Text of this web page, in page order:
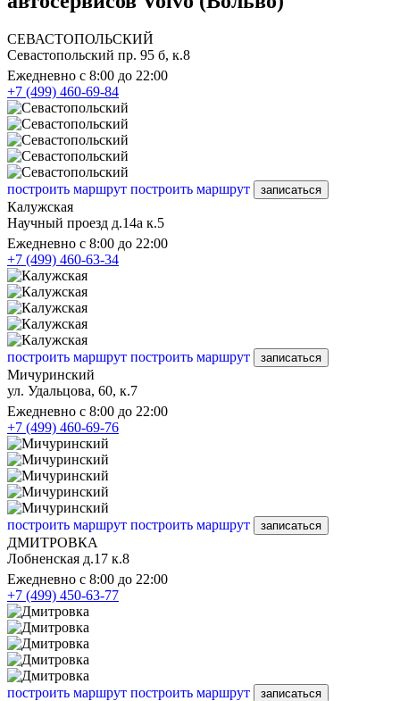
СЕВАСТОПОЛЬСКИЙ
Севастопольский пр. 95 б, к.8
Ежедневно с 8:00 до 22:00
+7 (499) 460-69-84
построить маршрут построить маршрут записаться
Калужская
Научный проезд д.14а к.5
Ежедневно с 8:00 до 22:00
+7 (499) 460-63-34
построить маршрут построить маршрут записаться
Мичуринский
ул. Удальцова, 60, к.7
Ежедневно с 8:00 до 22:00
+7 (499) 460-69-76
построить маршрут построить маршрут записаться
ДМИТРОВКА
Лобненская д.17 к.8
Ежедневно с 8:00 до 22:00
+7 (499) 450-63-77
построить маршрут построить маршрут записаться